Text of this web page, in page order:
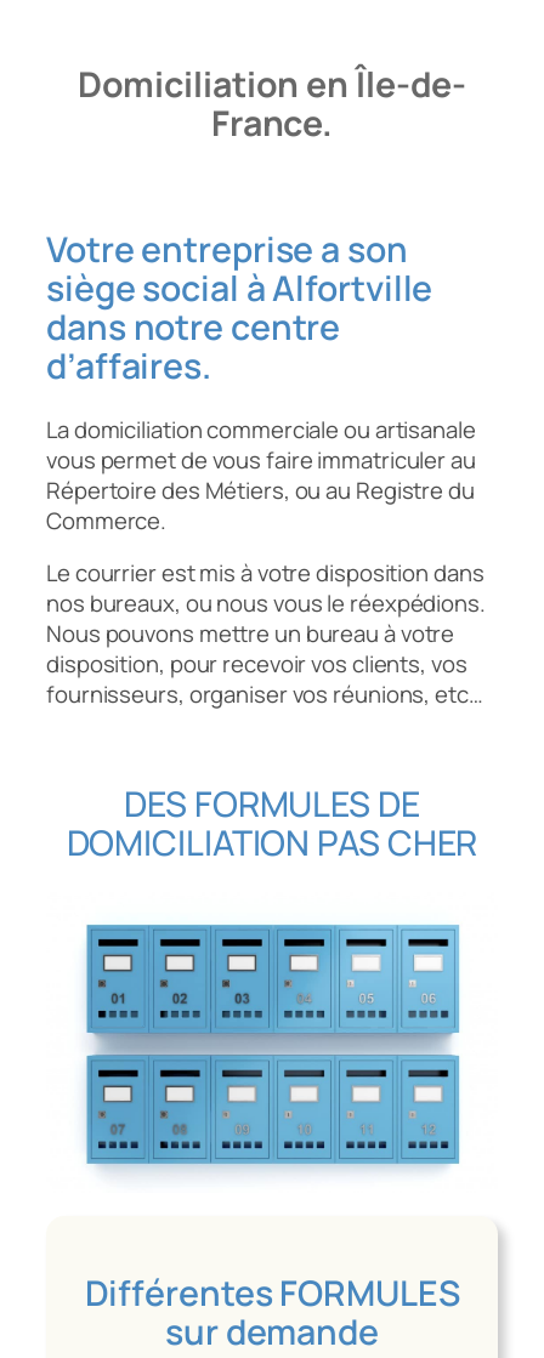
Domiciliation en Île-de-
France.
Votre entreprise a son
siège social à Alfortville
dans notre centre
d’affaires.
La domiciliation commerciale ou artisanale
vous permet de vous faire immatriculer au
Répertoire des Métiers, ou au Registre du
Commerce.
Le courrier est mis à votre disposition dans
nos bureaux, ou nous vous le réexpédions.
Nous pouvons mettre un bureau à votre
disposition, pour recevoir vos clients, vos
fournisseurs, organiser vos réunions, etc…
DES FORMULES DE
DOMICILIATION PAS CHER
Différentes FORMULES
sur demande